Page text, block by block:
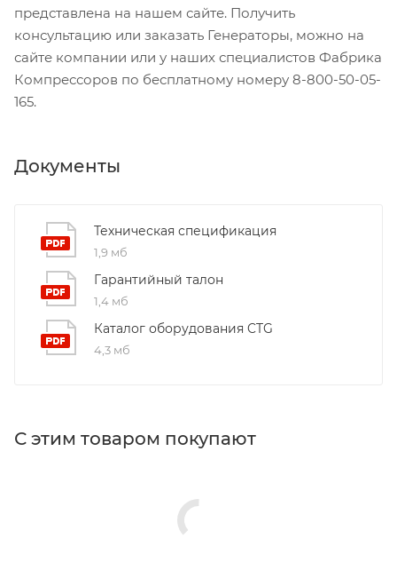
представлена на нашем сайте. Получить
консультацию или заказать Генераторы, можно на
сайте компании или у наших специалистов Фабрика
Компрессоров по бесплатному номеру 8-800-50-05-
165.
Документы
Техническая спецификация
1,9 мб
Гарантийный талон
1,4 мб
Каталог оборудования CTG
4,3 мб
С этим товаром покупают